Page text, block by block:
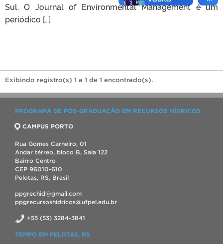
Sul. O Journal of Environmental Management é um
periódico […]
Exibindo registro(s) 1 a 1 de 1 encontrado(s).
PROGRAMA DE PÓS-GRADUAÇÃO EM RECURSOS HÍDRICOS
CAMPUS PORTO
Rua Gomes Carneiro, 01
Andar térreo, bloco B, Sala 122
Bairro Centro
CEP 96010-610
Pelotas, RS, Brasil
ppgrechid@gmail.com
ppgrecursoshidricos@ufpel.edu.br
+55 (53) 3284-3841
TEMPO EM PELOTAS, RS